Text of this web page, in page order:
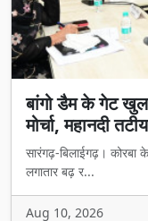
बांगो डैम के गेट
मोर्चा, महानदी
सारंगढ़-बिलाईगढ़। कोरबा
लगातार बढ़ र...
Aug 10, 2026